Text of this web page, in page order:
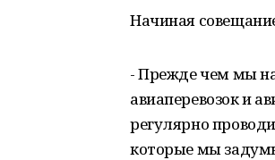
Начиная
- Прежде чем мы
авиаперевозок и
регулярно
которые мы